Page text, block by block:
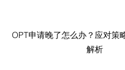
OPT申请晚了怎么办？应对策
解析